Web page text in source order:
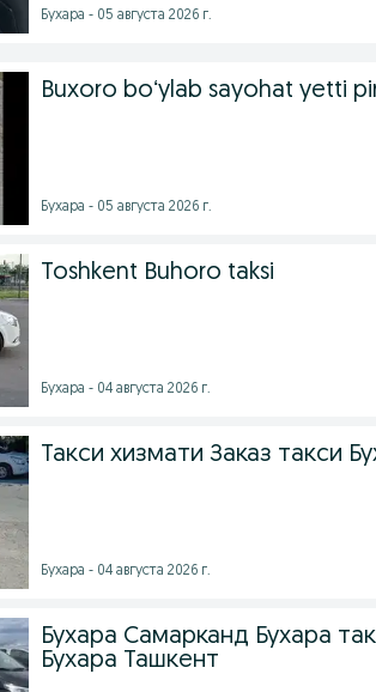
Бухара - 05 августа 2026 г.
Buxoro boʻylab sayohat yetti
Бухара - 05 августа 2026 г.
Toshkent Buhoro taksi
Бухара - 04 августа 2026 г.
Такси хизмати Заказ такси
Бухара - 04 августа 2026 г.
Бухара Самарканд Бухара
Бухара Ташкент